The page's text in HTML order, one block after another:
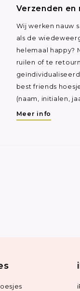
Verzenden en
Wij werken nauw
als de
helemaal happy?
ruilen of te
best friends
(naam, initialen,
Meer info